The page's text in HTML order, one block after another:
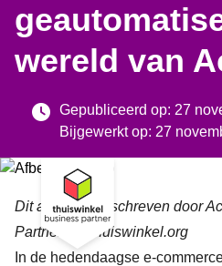
wereld van
Gepubliceerd op: 27
Bijgewerkt op: 27
Dit artikel is geschreven door
Partner bij Thuiswinkel.org
In de hedendaagse e-